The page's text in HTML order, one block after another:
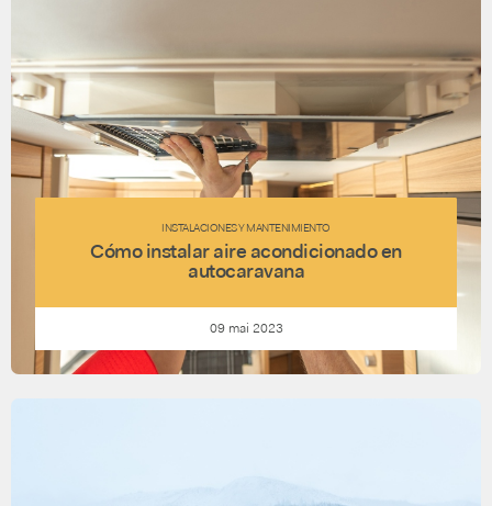
INSTALACIONES Y MANTENIMIENTO
Cómo instalar aire acondicionado en
autocaravana
09 mai 2023